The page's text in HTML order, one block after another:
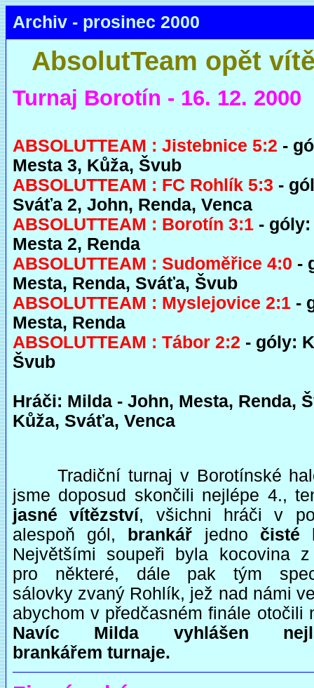
Archiv - prosinec 2000
AbsolutTeam opět
Turnaj Borotín - 16. 12. 2000
ABSOLUTTEAM : Jistebnice 5:2 -
Mesta 3, Kůža, Švub
ABSOLUTTEAM : FC Rohlík 5:3 -
Sváťa 2, John, Renda, Venca
ABSOLUTTEAM : Borotín 3:1 - góly:
Mesta 2, Renda
ABSOLUTTEAM : Sudoměřice 4:0 -
Mesta, Renda, Sváťa, Švub
ABSOLUTTEAM : Myslejovice 2:1 -
Mesta, Renda
ABSOLUTTEAM : Tábor 2:2 - góly:
Švub
Hráči: Milda - John, Mesta, Renda,
Kůža, Sváťa, Venca
Tradiční turnaj v Borotínské
jsme doposud skončili nejlépe 4.,
jasné vítězství, všichni hráči v
alespoň gól, brankář jedno čisté
Největšími soupeři byla kocovina
pro některé, dále pak tým
sálovky zvaný Rohlík, jež nad námi
abychom v předčasném finále otočili
Navíc Milda vyhlášen
brankářem turnaje.